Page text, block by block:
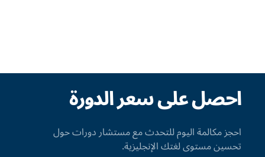
احصل على سعر الدورة
احجز مكالمة اليوم للتحدث مع مستشار دورات حول
تحسين مستوى لغتك الإنجليزية.